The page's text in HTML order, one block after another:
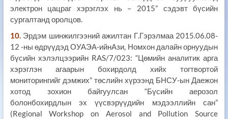
электрон цацраг хэрэглэх нь – 2015” сэдэвт бүсийн
сургалтанд оролцов.
10.Эрдэм шинжилгээний ажилтан Г.Гэрэлмаа 2015.06.08-
12 -ны өдрүүдэд ОУАЭА-ийнАзи, Номхон далайн орнуудын
бүсийн хэлэлцээрийн RAS/7/023: “Цөмийн аналитик арга
хэрэглэн агаарын бохирдолд хийх тогтвортой
мониторингийг дэмжих” төслийн хүрээнд БНСУ-ын Даежон
хотод зохион байгуулсан “Бүсийн аерозол
болонбохирдлын эх үүсвэрүүдийн мэдээллийн сан”
(Regional Workshop on Aerosol and Pollution Source